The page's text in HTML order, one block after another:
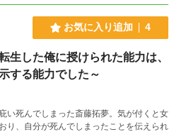
お気に入り追加 4
生した俺に授けられた能力は、
する能力でした～
い死んでしまった斎藤拓夢。気が付くと女
り、自分が死んでしまったことを伝えられ